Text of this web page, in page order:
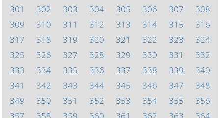
301
302 303 304 305 306 307
308
309
310 311 312 313 314 315
316
317
318 319 320 321 322 323
324
325
326 327 328 329 330 331
332
333
334 335 336 337 338 339
340
341
342 343 344 345 346 347
348
349
350 351 352 353 354 355
356